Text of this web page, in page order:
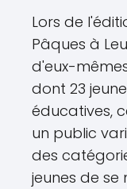
Lors de
Pâques à
d'eux-
dont 23
éducatives,
un public
des
jeunes de se